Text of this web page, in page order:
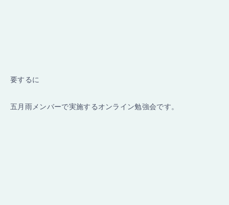
要するに
五月雨メンバーで実施するオンライン勉強会です。